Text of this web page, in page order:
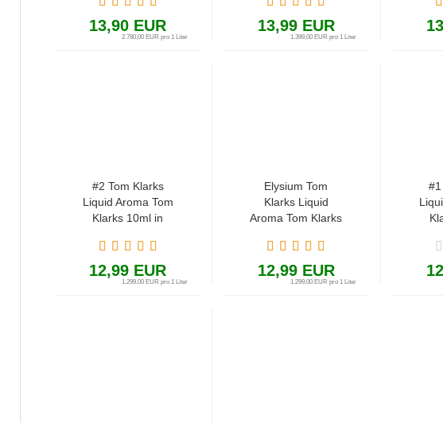
Tabak
13,90 EUR
2.780,00 EUR pro 1 Liter
Nachspeise
Nachtisch
13,99 EUR
1.399,00 EUR pro 1 Liter
#2 Tom Klarks
Liquid Aroma Tom
Klarks 10ml in
Johannisbeere
Minze
12,99 EUR
1.299,00 EUR pro 1 Liter
Elysium Tom
Klarks Liquid
Aroma Tom Klarks
Honig Schokolade
12,99 EUR
1.299,00 EUR pro 1 Liter